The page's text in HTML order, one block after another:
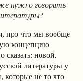
нужно говорить
про что мы вообще
концепцию
сказать: новой,
литературы у
которые не то что